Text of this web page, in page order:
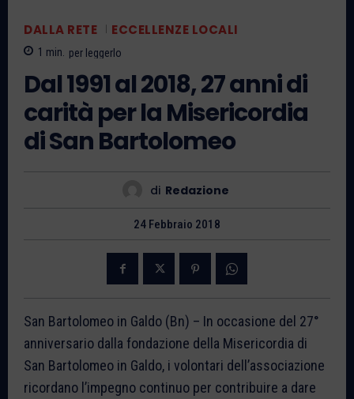
DALLA RETE ECCELLENZE LOCALI
1 min. per leggerlo
Dal 1991 al 2018, 27 anni di
carità per la Misericordia
di San Bartolomeo
di Redazione
24 Febbraio 2018
San Bartolomeo in Galdo (Bn) – In occasione del 27°
anniversario dalla fondazione della Misericordia di
San Bartolomeo in Galdo, i volontari dell’associazione
ricordano l’impegno continuo per contribuire a dare